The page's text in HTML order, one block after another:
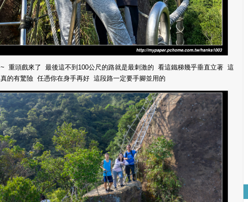
重頭戲來了 最後這不到100公尺的路就是最刺激的 看這鐵梯幾乎垂直立著 這
的有驚險 任憑你在身手再好 這段路一定要手腳並用的